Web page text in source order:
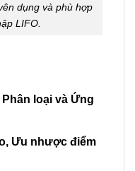
dụng và phù hợp
LIFO.
Phân loại và Ứng
Ưu nhược điểm